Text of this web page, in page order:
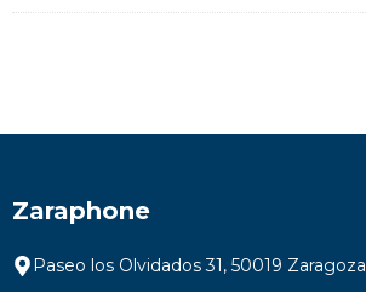
Zaraphone
Paseo los Olvidados 31, 50019 Zaragoza